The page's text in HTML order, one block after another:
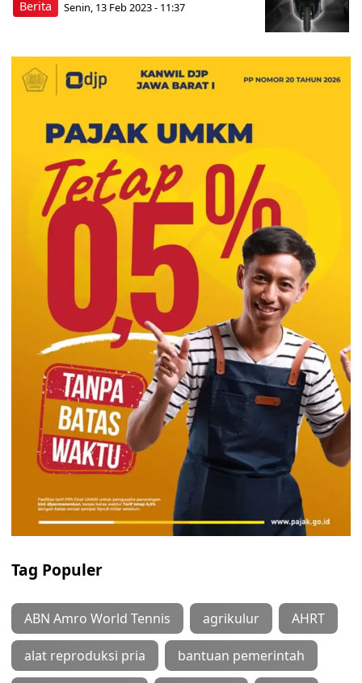
Berita Senin, 13 Feb 2023 - 11:37
Tag Populer
ABN Amro World Tennis agrikulur AHRT
alat reproduksi pria bantuan pemerintah